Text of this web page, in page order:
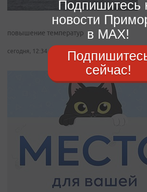
повышение температур
сегодня, 12:34
Подпишитесь
новости
в MAX!
сейчас!